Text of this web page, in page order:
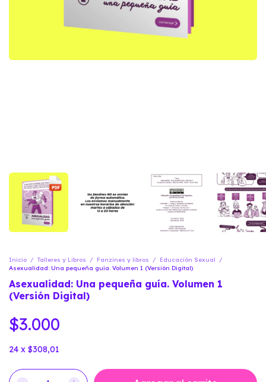
Inicio / Talleres y Libros / Fanzines y libros / Educación Sexual
/
Asexualidad: Una pequeña guía. Volumen 1 (Versión Digital)
Asexualidad: Una pequeña guía. Volumen 1
(Versión Digital)
$3.000
24 x $308,01